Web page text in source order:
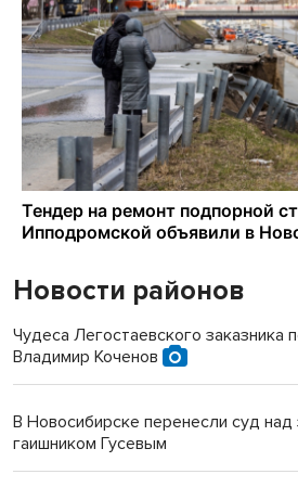
Новости районов
Чудеса Легостаевского заказника
Владимир Коченов
В Новосибирске перенесли суд
гаишником Гусевым